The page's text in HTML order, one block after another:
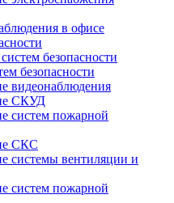
в офисе
безопасности
безопасности
видеонаблюдения
СКУД
систем пожарной
СКС
системы вентиляции и
систем пожарной